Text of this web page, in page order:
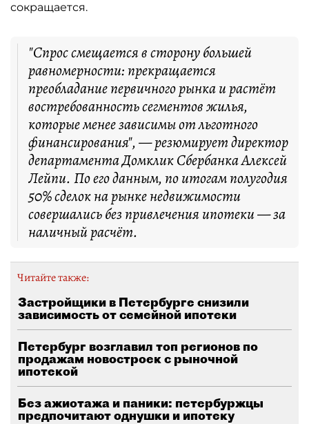
сокращается.
"Спрос смещается в сторону большей
равномерности: прекращается
преобладание первичного рынка и растёт
востребованность сегментов жилья,
которые менее зависимы от льготного
финансирования", — резюмирует директор
департамента Домклик Сбербанка Алексей
Лейпи. По его данным, по итогам полугодия
50% сделок на рынке недвижимости
совершались без привлечения ипотеки — за
наличный расчёт.
Читайте также:
Застройщики в Петербурге снизили
зависимость от семейной ипотеки
Петербург возглавил топ регионов по
продажам новостроек с рыночной
ипотекой
Без ажиотажа и паники: петербуржцы
предпочитают однушки и ипотеку